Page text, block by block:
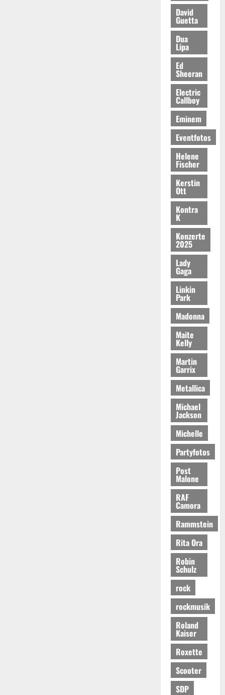
David
Guetta
Dua
Lipa
Ed
Sheeran
Electric
Callboy
Eminem
Eventfotos
Helene
Fischer
Kerstin
Ott
Kontra
K
Konzerte
2025
Lady
Gaga
Linkin
Park
Madonna
Maite
Kelly
Martin
Garrix
Metallica
Michael
Jackson
Michelle
Partyfotos
Post
Malone
RAF
Camora
Rammstein
Rita Ora
Robin
Schulz
rock
rockmusik
Roland
Kaiser
Roxette
Scooter
SDP